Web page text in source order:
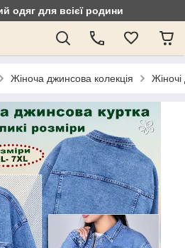
одяг для всієї родини
Жіноча джинсова колекція